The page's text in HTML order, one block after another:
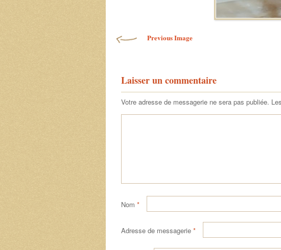
Previous Image
Laisser un commentaire
Votre adresse de messagerie ne sera pas publiée.
Nom *
Adresse de messagerie *